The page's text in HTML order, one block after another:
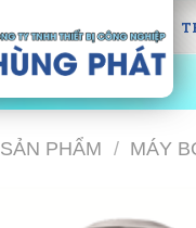
SẢN PHẨM / MÁY